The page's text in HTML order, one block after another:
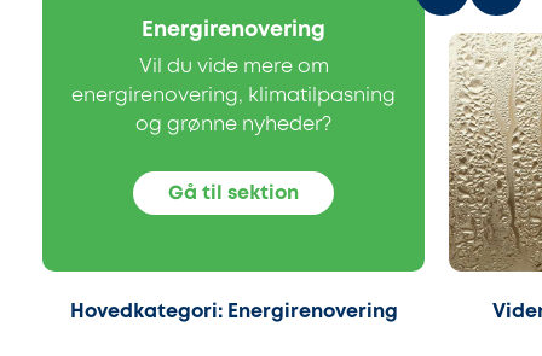
Energirenovering
Vil du vide mere om
energirenovering, klimatilpasning
og grønne nyheder?
Gå til sektion
Hovedkategori: Energirenovering